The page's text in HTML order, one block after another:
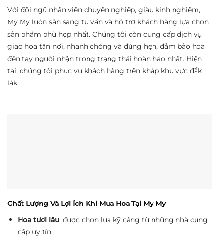
Với đội ngũ nhân viên chuyên nghiệp, giàu kinh nghiệm,
My My luôn sẵn sàng tư vấn và hỗ trợ khách hàng lựa chọn
sản phẩm phù hợp nhất. Chúng tôi còn cung cấp dịch vụ
giao hoa tận nơi, nhanh chóng và đúng hẹn, đảm bảo hoa
đến tay người nhận trong trạng thái hoàn hảo nhất. Hiện
tại, chúng tôi phục vụ khách hàng trên khắp khu vực đắk
lắk.
Chất Lượng Và Lợi Ích Khi Mua Hoa Tại My My
Hoa tươi lâu, được chọn lựa kỹ càng từ những nhà cung
cấp uy tín.